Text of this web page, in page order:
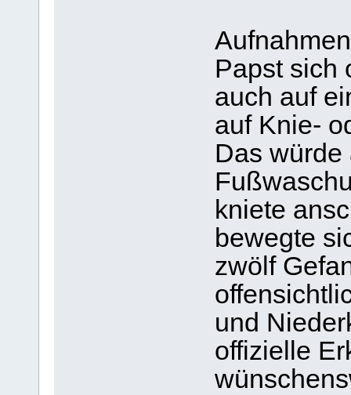
Papst sich
auch auf
auf Knie-
Das
kniete
bewegte
zwölf
und
offizielle